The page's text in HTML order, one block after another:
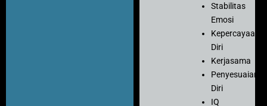
Stabilitas
Emosi
Kepercayaan
Diri
Kerjasama
Penyesuaian
Diri
IQ